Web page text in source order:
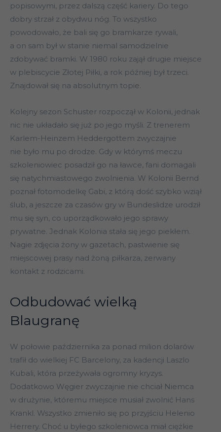
popisowymi, przez dalszą część kariery. Do tego
dobry strzał z obydwu nóg. To wszystko
powodowało, że bali się go bramkarze rywali,
a on sam był w stanie niemal samodzielnie
zdobywać bramki. W 1980 roku zajął drugie miejsce
w plebiscycie Złotej Piłki, a rok później był trzeci.
Znajdował się na absolutnym topie.
Kolejny sezon Schuster rozpoczął w Kolonii, jednak
nic nie układało się już po jego myśli. Z trenerem
Karlem-Heinzem Heddergottem zwyczajnie
nie było mu po drodze. Gdy w którymś meczu
szkoleniowiec posadził go na ławce, fani domagali
się natychmiastowego zwolnienia. W Kolonii Bernd
poznał fotomodelkę Gabi, z którą dość szybko wziął
ślub, a jeszcze za czasów gry w Bundeslidze urodził
mu się syn, co uporządkowało jego sprawy
prywatne. Jednak Kolonia stała się jego piekłem.
Nagie zdjęcia żony w gazetach, pastwienie się
miejscowej prasy nad żoną piłkarza, zerwany
kontakt z rodzicami.
Odbudować wielką
Blaugranę
W połowie października za ponad milion dolarów
trafił do wielkiej FC Barcelony, za kadencji Laszlo
Kubali, która przeżywała ogromny kryzys.
Dodatkowo Węgier zwyczajnie nie chciał Niemca
w drużynie, któremu miejsce musiał zwolnić Hans
Krankl. Wszystko zmieniło się po przyjściu Helenio
Herrery. Choć u byłego szkoleniowca miał ciężkie